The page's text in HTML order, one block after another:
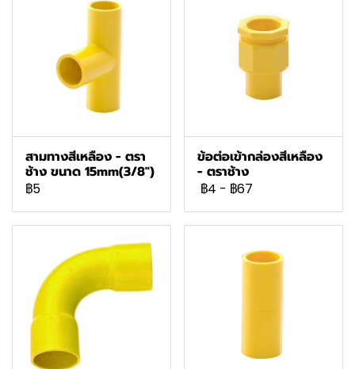
สามทางสีเหลือง - ตรา
ช้าง ขนาด 15mm(3/8")
฿5
ข้อต่อเข้ากล่องสีเหลือง
- ตราช้าง
฿4 - ฿67